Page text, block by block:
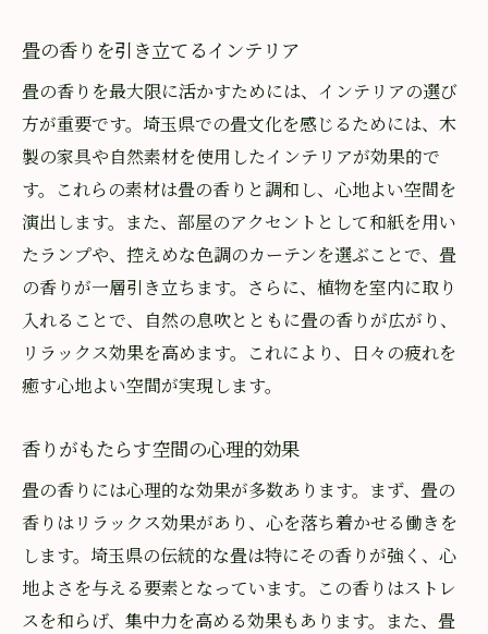
畳の香りを引き立てるインテリア
畳の香りを最大限に活かすためには、インテリアの選び
方が重要です。埼玉県での畳文化を感じるためには、木
製の家具や自然素材を使用したインテリアが効果的で
す。これらの素材は畳の香りと調和し、心地よい空間を
演出します。また、部屋のアクセントとして和紙を用い
たランプや、控えめな色調のカーテンを選ぶことで、畳
の香りが一層引き立ちます。さらに、植物を室内に取り
入れることで、自然の息吹とともに畳の香りが広がり、
リラックス効果を高めます。これにより、日々の疲れを
癒す心地よい空間が実現します。
香りがもたらす空間の心理的効果
畳の香りには心理的な効果が多数あります。まず、畳の
香りはリラックス効果があり、心を落ち着かせる働きを
します。埼玉県の伝統的な畳は特にその香りが強く、心
地よさを与える要素となっています。この香りはストレ
スを和らげ、集中力を高める効果もあります。また、畳